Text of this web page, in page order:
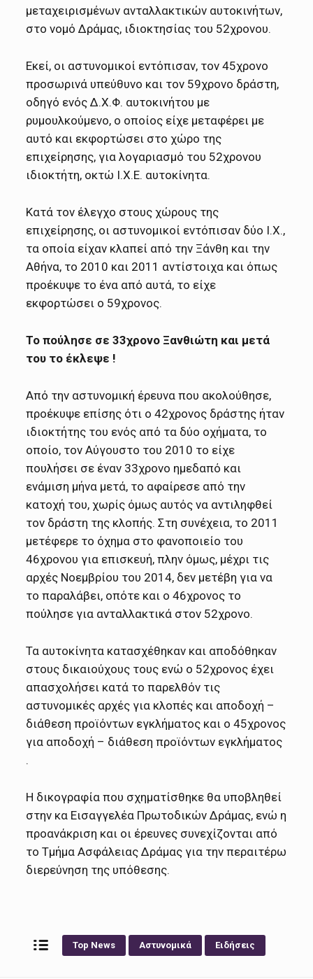
μεταχειρισμένων ανταλλακτικών αυτοκινήτων,
στο νομό Δράμας, ιδιοκτησίας του 52χρονου.
Εκεί, οι αστυνομικοί εντόπισαν, τον 45χρονο
προσωρινά υπεύθυνο και τον 59χρονο δράστη,
οδηγό ενός Δ.Χ.Φ. αυτοκινήτου με
ρυμουλκούμενο, ο οποίος είχε μεταφέρει με
αυτό και εκφορτώσει στο χώρο της
επιχείρησης, για λογαριασμό του 52χρονου
ιδιοκτήτη, οκτώ Ι.Χ.Ε. αυτοκίνητα.
Κατά τον έλεγχο στους χώρους της
επιχείρησης, οι αστυνομικοί εντόπισαν δύο Ι.Χ.,
τα οποία είχαν κλαπεί από την Ξάνθη και την
Αθήνα, το 2010 και 2011 αντίστοιχα και όπως
προέκυψε το ένα από αυτά, το είχε
εκφορτώσει ο 59χρονος.
Το πούλησε σε 33χρονο Ξανθιώτη και μετά
του το έκλεψε !
Από την αστυνομική έρευνα που ακολούθησε,
προέκυψε επίσης ότι ο 42χρονος δράστης ήταν
ιδιοκτήτης του ενός από τα δύο οχήματα, το
οποίο, τον Αύγουστο του 2010 το είχε
πουλήσει σε έναν 33χρονο ημεδαπό και
ενάμιση μήνα μετά, το αφαίρεσε από την
κατοχή του, χωρίς όμως αυτός να αντιληφθεί
τον δράστη της κλοπής. Στη συνέχεια, το 2011
μετέφερε το όχημα στο φανοποιείο του
46χρονου για επισκευή, πλην όμως, μέχρι τις
αρχές Νοεμβρίου του 2014, δεν μετέβη για να
το παραλάβει, οπότε και ο 46χρονος το
πούλησε για ανταλλακτικά στον 52χρονο.
Τα αυτοκίνητα κατασχέθηκαν και αποδόθηκαν
στους δικαιούχους τους ενώ ο 52χρονος έχει
απασχολήσει κατά το παρελθόν τις
αστυνομικές αρχές για κλοπές και αποδοχή –
διάθεση προϊόντων εγκλήματος και ο 45χρονος
για αποδοχή – διάθεση προϊόντων εγκλήματος
.
Η δικογραφία που σχηματίσθηκε θα υποβληθεί
στην κα Εισαγγελέα Πρωτοδικών Δράμας, ενώ η
προανάκριση και οι έρευνες συνεχίζονται από
το Τμήμα Ασφάλειας Δράμας για την περαιτέρω
διερεύνηση της υπόθεσης.
Top News Αστυνομικά Ειδήσεις